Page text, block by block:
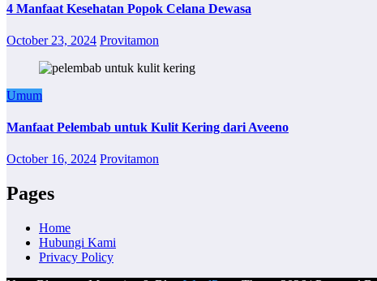
4 Manfaat Kesehatan Popok Celana Dewasa
October 23, 2024 Provitamon
Umum
Manfaat Pelembab untuk Kulit Kering dari Aveeno
October 16, 2024 Provitamon
Pages
Home
Hubungi Kami
Privacy Policy